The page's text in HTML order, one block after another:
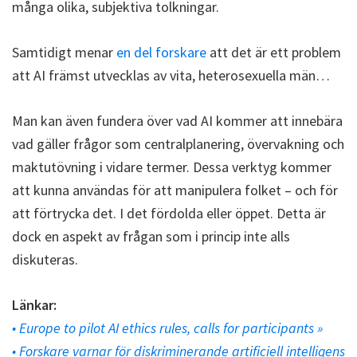
många olika, subjektiva tolkningar.
Samtidigt menar en del forskare att det är ett problem
att AI främst utvecklas av vita, heterosexuella män…
Man kan även fundera över vad AI kommer att innebära
vad gäller frågor som centralplanering, övervakning och
maktutövning i vidare termer. Dessa verktyg kommer
att kunna användas för att manipulera folket – och för
att förtrycka det. I det fördolda eller öppet. Detta är
dock en aspekt av frågan som i princip inte alls
diskuteras.
Länkar:
• Europe to pilot AI ethics rules, calls for participants »
• Forskare varnar för diskriminerande artificiell intelligens